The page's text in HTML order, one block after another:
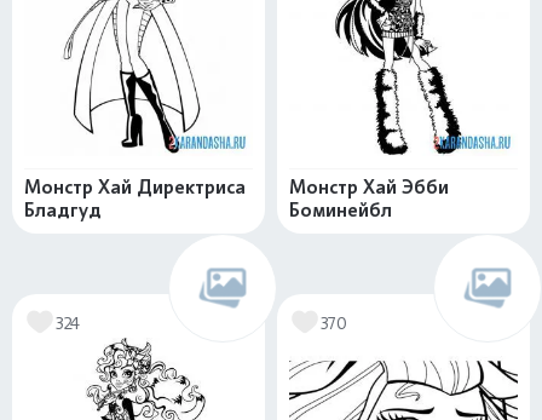
Монстр Хай Директриса
Бладгуд
Монстр Хай Эбби
Боминейбл
324 370